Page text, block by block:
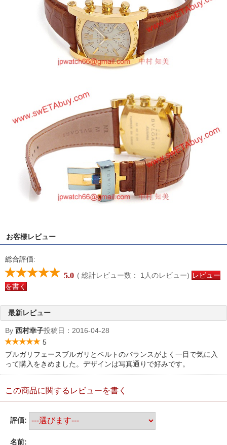
お客様レビュー
総合評価:
5.0 ( 総計レビュー数： 1 人のレビュー) レビュー
を書く
最新レビュー
By 西村幸子投稿日： 2016-04-28
5
ブルガリフェースブルガリとベルトのバランスがよく一目で気に入
って購入をきめました。デザインは写真通りで好みです。
この商品に関するレビューを書く
評価:
名前: